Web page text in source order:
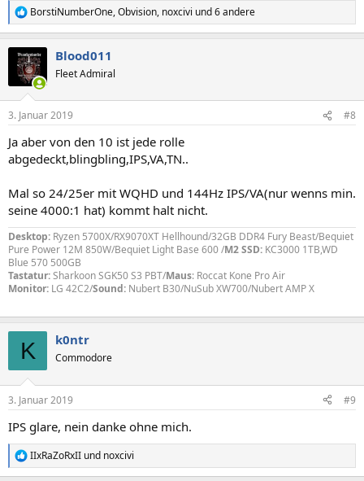
R
e
k
e
:
BorstiNumberOne,Obvision, noxcivi und 6 andere
Blood011
Fleet Admiral
3. Januar 2019 #8
Ja aber von den 10 ist jede rolle
abgedeckt,blingbling,IPS,VA,TN..
Mal so 24/25er mit WQHD und 144Hz IPS/VA(nur wenns min.
seine 4000:1 hat) kommt halt nicht.
Desktop: Ryzen 5700X/RX9070XT Hellhound/32GB DDR4 Fury Beast/Bequiet
Pure Power 12M 850W/Bequiet Light Base 600 /M2 SSD: KC3000 1TB,WD
Blue 570 500GB
Tastatur:Sharkoon SGK50 S3 PBT/Maus: Roccat Kone Pro Air
Monitor: LG 42C2/Sound: Nubert B30/NuSub XW700/Nubert AMP X
K k0ntr
Commodore
3. Januar 2019 #9
IPS glare, nein danke ohne mich.
R
e
IIxRaZoRxII und noxcivi